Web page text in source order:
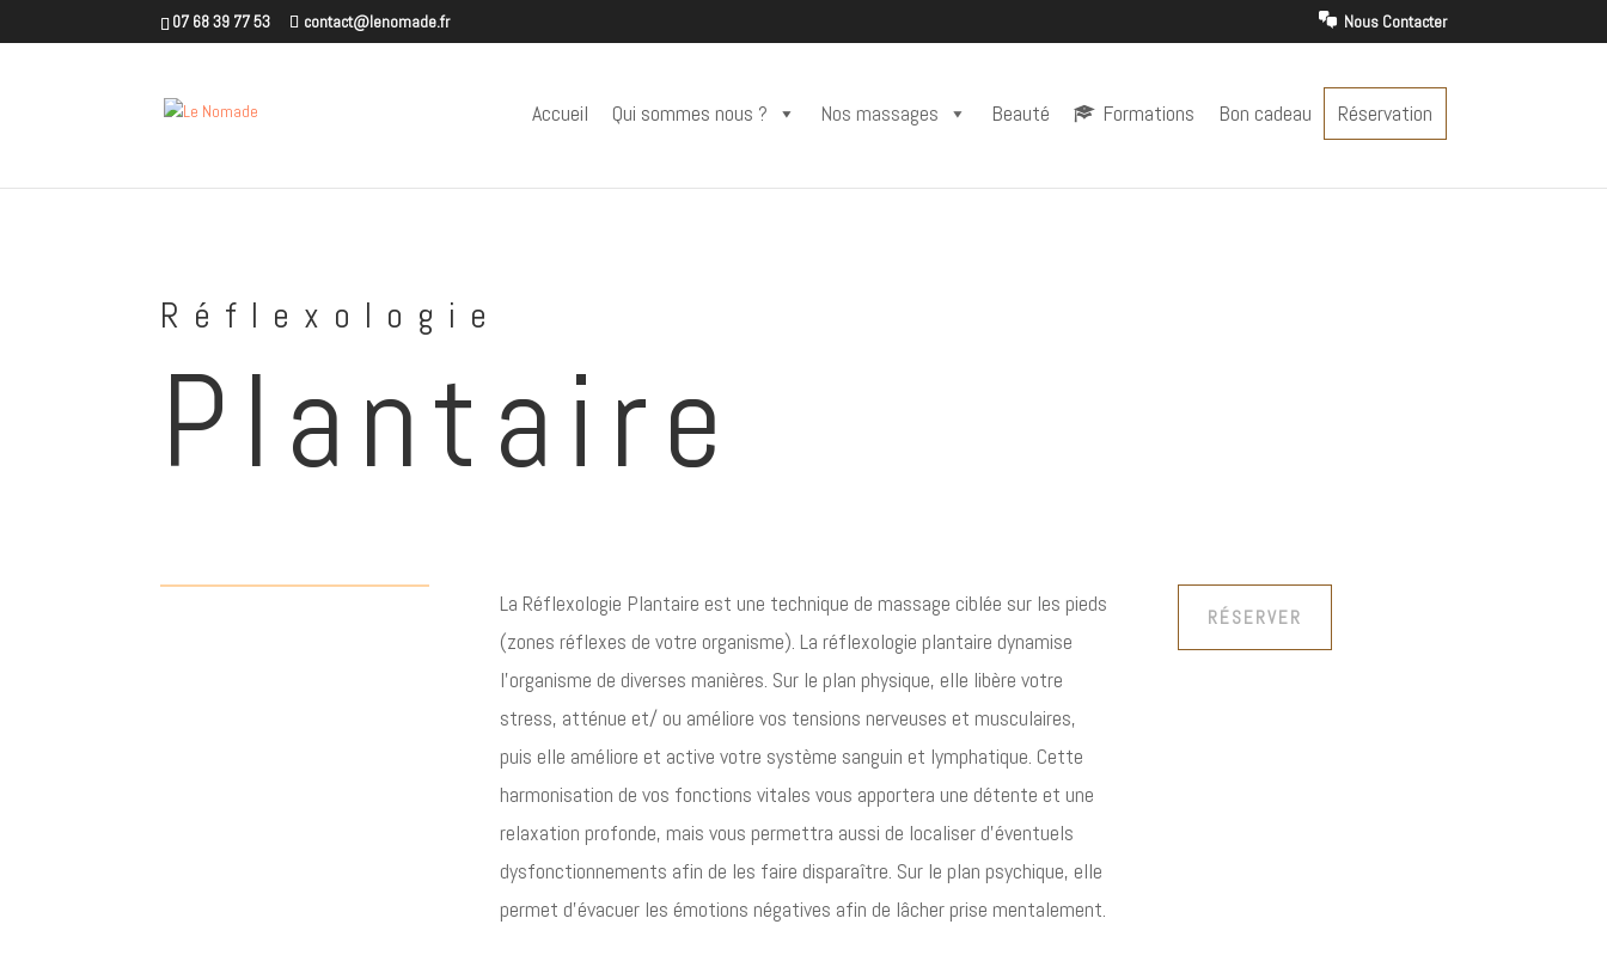
07 68 39 77 53 contact@lenomade.fr Nous Contacter
Accueil Qui sommes nous ? Nos massages Beauté Formations Bon cadeau Réservation
Réflexologie
Plantaire
La Réflexologie Plantaire est une technique de massage ciblée sur les pieds
(zones réflexes de votre organisme). La réflexologie plantaire dynamise
l’organisme de diverses manières. Sur le plan physique, elle libère votre
stress, atténue et/ ou améliore vos tensions nerveuses et musculaires,
puis elle améliore et active votre système sanguin et lymphatique. Cette
harmonisation de vos fonctions vitales vous apportera une détente et une
relaxation profonde, mais vous permettra aussi de localiser d’éventuels
dysfonctionnements afin de les faire disparaître. Sur le plan psychique, elle
permet d’évacuer les émotions négatives afin de lâcher prise mentalement.
RÉSERVER